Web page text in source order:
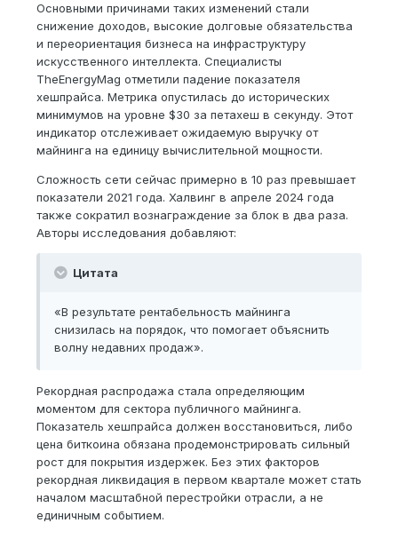
Основными причинами таких изменений стали
снижение доходов, высокие долговые обязательства
и переориентация бизнеса на инфраструктуру
искусственного интеллекта. Специалисты
TheEnergyMag отметили падение показателя
хешпрайса. Метрика опустилась до исторических
минимумов на уровне $30 за петахеш в секунду. Этот
индикатор отслеживает ожидаемую выручку от
майнинга на единицу вычислительной мощности.
Сложность сети сейчас примерно в 10 раз превышает
показатели 2021 года. Халвинг в апреле 2024 года
также сократил вознаграждение за блок в два раза.
Авторы исследования добавляют:
Цитата
«В результате рентабельность майнинга
снизилась на порядок, что помогает объяснить
волну недавних продаж».
Рекордная распродажа стала определяющим
моментом для сектора публичного майнинга.
Показатель хешпрайса должен восстановиться, либо
цена биткоина обязана продемонстрировать сильный
рост для покрытия издержек. Без этих факторов
рекордная ликвидация в первом квартале может стать
началом масштабной перестройки отрасли, а не
единичным событием.